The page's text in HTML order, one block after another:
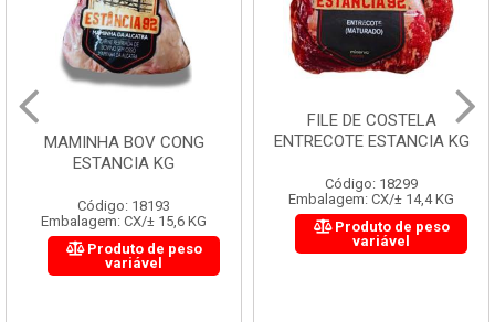
MAMINHA BOV CONG
ESTANCIA KG
Código: 18193
Embalagem: CX/± 15,6 KG
Produto de peso
variável
FILE DE COSTELA
ENTRECOTE ESTANCIA KG
Código: 18299
Embalagem: CX/± 14,4 KG
Produto de peso
variável